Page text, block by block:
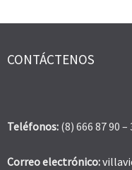
CONTÁCTENOS
Teléfonos: (8) 666 87 90 –
Correo electrónico: